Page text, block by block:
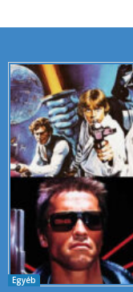
Egyéb